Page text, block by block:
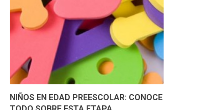
NIÑOS EN EDAD PREESCOLAR: CONOCE